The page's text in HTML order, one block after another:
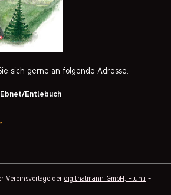
sich gerne an folgende Adresse:
Entlebuch
Vereinsvorlage derdigithalmann GmbH, Flühli -